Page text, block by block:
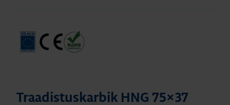
Traadistuskarbik HNG 75×37